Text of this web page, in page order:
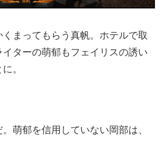
まってもらう真帆。ホテルで取
ターの萌郁もフェイリスの誘い
。
。萌郁を信用していない岡部は、